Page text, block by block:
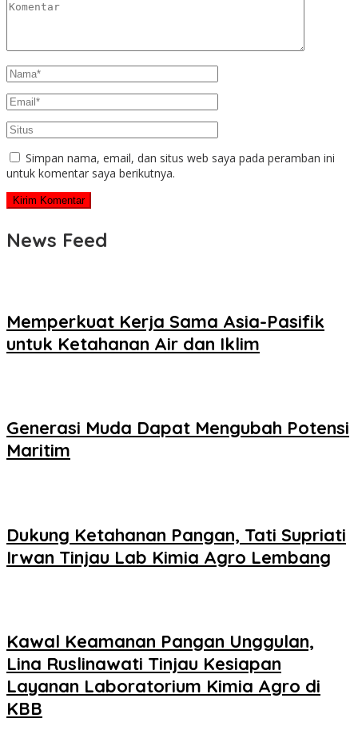
Simpan nama, email, dan situs web saya pada peramban ini
untuk komentar saya berikutnya.
News Feed
Memperkuat Kerja Sama Asia-Pasifik
untuk Ketahanan Air dan Iklim
Generasi Muda Dapat Mengubah Potensi
Maritim
Dukung Ketahanan Pangan, Tati Supriati
Irwan Tinjau Lab Kimia Agro Lembang
Kawal Keamanan Pangan Unggulan,
Lina Ruslinawati Tinjau Kesiapan
Layanan Laboratorium Kimia Agro di
KBB